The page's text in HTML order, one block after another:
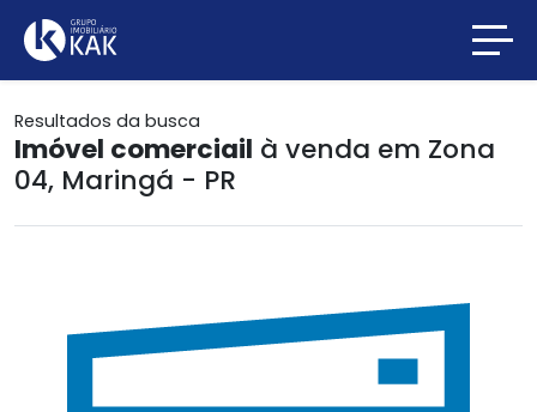
Resultados da busca
Imóvel comerciail à venda em Zona
04, Maringá - PR